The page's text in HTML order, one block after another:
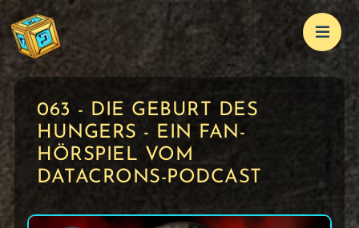
063 - DIE GEBURT DES
HUNGERS - EIN FAN-
HÖRSPIEL VOM
DATACRONS-PODCAST